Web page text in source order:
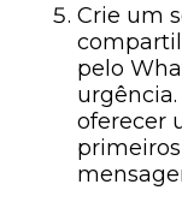
Crie um
pelo
oferecer